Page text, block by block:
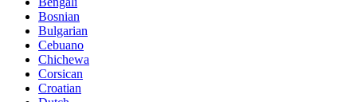
Bosnian
Bulgarian
Cebuano
Chichewa
Corsican
Croatian